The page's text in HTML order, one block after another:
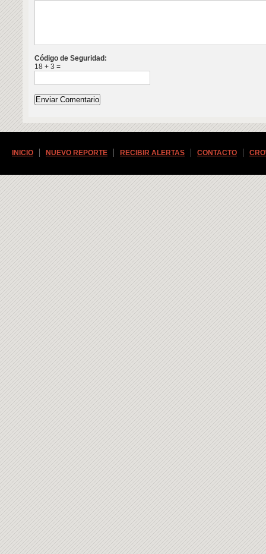
Código de Seguridad:
18 + 3 =
INICIO NUEVO REPORTE RECIBIR ALERTAS CONTACTO